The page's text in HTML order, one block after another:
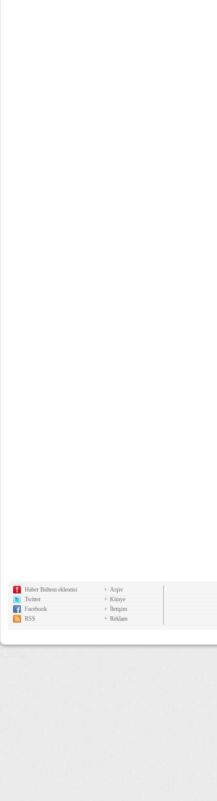
Haber Bülteni eklentisi
Twitter
Facebook
RSS
Arşiv
Künye
İletişim
Reklam